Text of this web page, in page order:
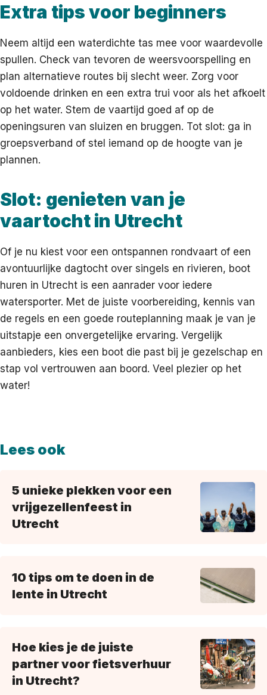
Extra tips voor beginners
Neem altijd een waterdichte tas mee voor waardevolle
spullen. Check van tevoren de weersvoorspelling en
plan alternatieve routes bij slecht weer. Zorg voor
voldoende drinken en een extra trui voor als het afkoelt
op het water. Stem de vaartijd goed af op de
openingsuren van sluizen en bruggen. Tot slot: ga in
groepsverband of stel iemand op de hoogte van je
plannen.
Slot: genieten van je
vaartocht in Utrecht
Of je nu kiest voor een ontspannen rondvaart of een
avontuurlijke dagtocht over singels en rivieren, boot
huren in Utrecht is een aanrader voor iedere
watersporter. Met de juiste voorbereiding, kennis van
de regels en een goede routeplanning maak je van je
uitstapje een onvergetelijke ervaring. Vergelijk
aanbieders, kies een boot die past bij je gezelschap en
stap vol vertrouwen aan boord. Veel plezier op het
water!
Lees ook
5 unieke plekken voor een
vrijgezellenfeest in
Utrecht
10 tips om te doen in de
lente in Utrecht
Hoe kies je de juiste
partner voor fietsverhuur
in Utrecht?